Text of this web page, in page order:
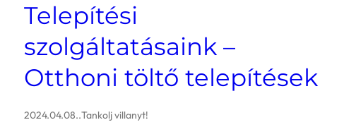
Telepítési
szolgáltatásaink –
Otthoni töltő telepítések
2024.04.08..Tankolj villanyt!